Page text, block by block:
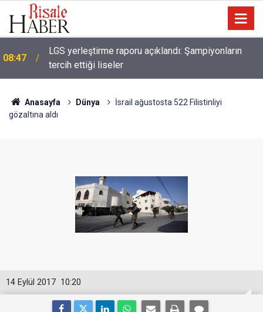
08:47
LGS yerleştirme raporu açıklandı: Şampiyonların
tercih ettiği liseler
08:35
Erciyes'te 'Perseid meteor yağmuru' izlenecek
Anasayfa Dünya
İsrail ağustosta 522 Filistinliyi
gözaltına aldı
10:20
14 Eylül 2017